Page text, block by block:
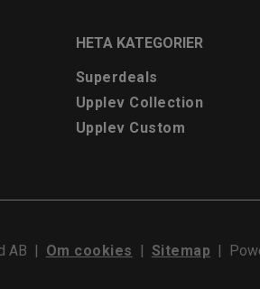
HETA KATEGORIER
Superdeals
Upplev Collection
Upplev Custom
AB | Om cookies | Sitemap |